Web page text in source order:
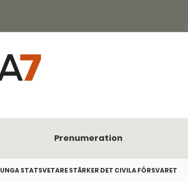
Prenumeration
UNGA STATSVETARE STÄRKER DET CIVILA FÖRSVARET